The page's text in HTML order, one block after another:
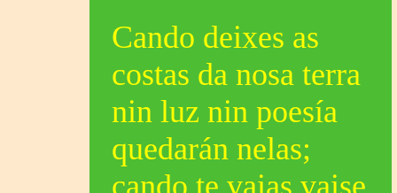
Cando deixes as
costas da nosa terra
nin luz nin poesía
quedarán nelas;